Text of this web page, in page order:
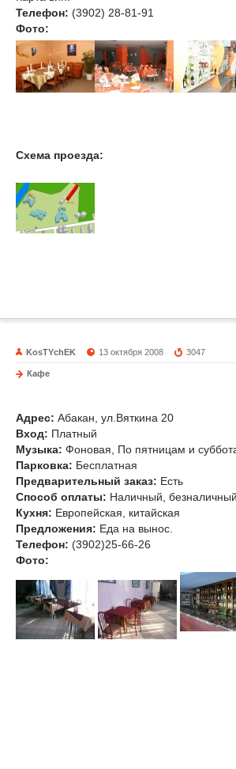
Телефон: (3902) 28-81-91
Фото:
Схема проезда:
KosTYchEK 13 октября 2008 3047
Кафе
Адрес: Абакан, ул.Вяткина 20
Вход: Платный
Музыка: Фоновая, По пятницам и
Парковка: Бесплатная
Предварительный заказ: Есть
Способ оплаты: Наличный, безналичный
Кухня: Европейская, китайская
Предложения: Еда на вынос.
Телефон: (3902)25-66-26
Фото: